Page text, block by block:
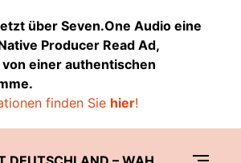
über Seven.One Audio eine
Producer Read Ad,
einer authentischen
finden Sie hier!